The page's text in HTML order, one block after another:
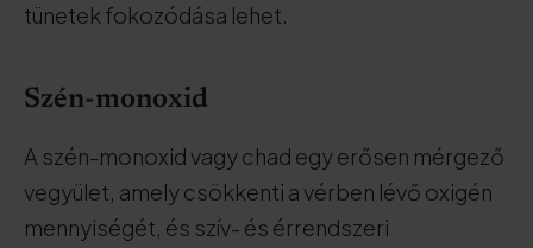
tünetek fokozódása lehet.
Szén-monoxid
A szén-monoxid vagy chad egy erősen mérgező
vegyület, amely csökkenti a vérben lévő oxigén
mennyiségét, és szív- és érrendszeri